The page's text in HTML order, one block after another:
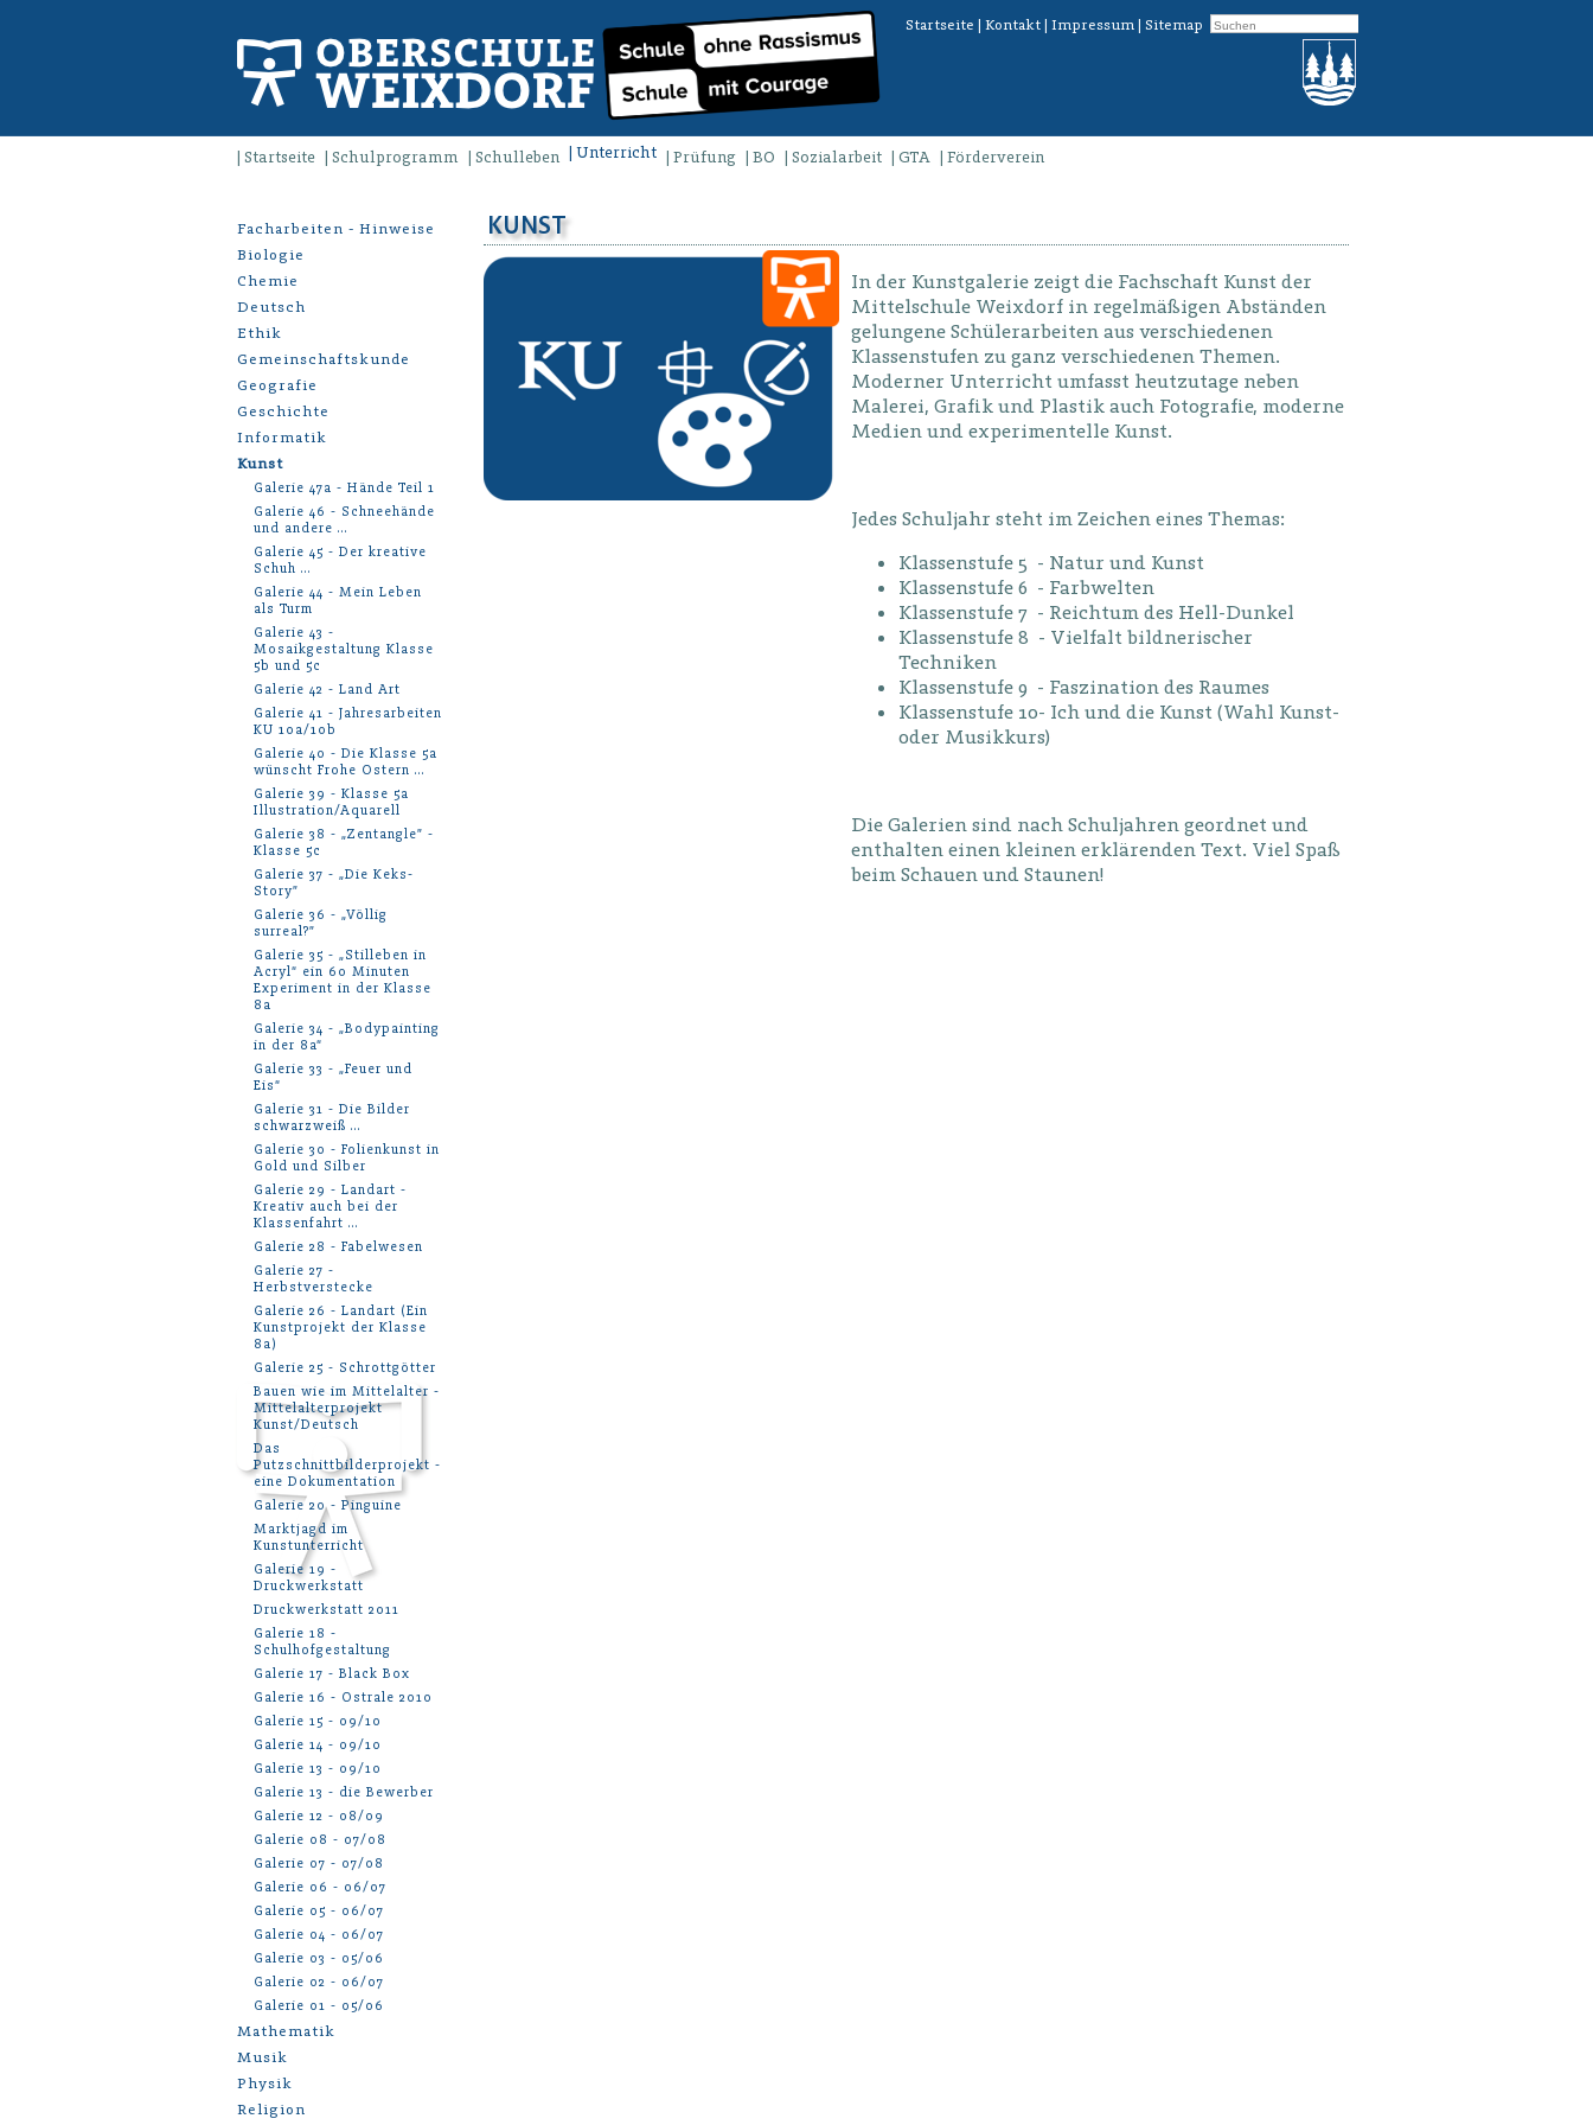
Startseite | Kontakt | Impressum | Sitemap
Startseite Schulprogramm Schulleben Unterricht Prüfung BO Sozialarbeit GTA Förderverein
KUNST
In der Kunstgalerie zeigt die Fachschaft Kunst der
Mittelschule Weixdorf in regelmäßigen Abständen
gelungene Schülerarbeiten aus verschiedenen
Klassenstufen zu ganz verschiedenen Themen.
Moderner Unterricht umfasst heutzutage neben
Malerei, Grafik und Plastik auch Fotografie, moderne
Medien und experimentelle Kunst.
Jedes Schuljahr steht im Zeichen eines Themas:
Klassenstufe 5 - Natur und Kunst
Klassenstufe 6 - Farbwelten
Klassenstufe 7 - Reichtum des Hell-Dunkel
Klassenstufe 8 - Vielfalt bildnerischer
Techniken
Klassenstufe 9 - Faszination des Raumes
Klassenstufe 10- Ich und die Kunst (Wahl Kunst-
oder Musikkurs)
Die Galerien sind nach Schuljahren geordnet und
enthalten einen kleinen erklärenden Text. Viel Spaß
beim Schauen und Staunen!
Facharbeiten - Hinweise
Biologie
Chemie
Deutsch
Ethik
Gemeinschaftskunde
Geografie
Geschichte
Informatik
Kunst
Galerie 47a - Hände Teil 1
Galerie 46 - Schneehände
und andere …
Galerie 45 - Der kreative
Schuh …
Galerie 44 - Mein Leben
als Turm
Galerie 43 -
Mosaikgestaltung Klasse
5b und 5c
Galerie 42 - Land Art
Galerie 41 - Jahresarbeiten
KU 10a/10b
Galerie 40 - Die Klasse 5a
wünscht Frohe Ostern …
Galerie 39 - Klasse 5a
Illustration/Aquarell
Galerie 38 - „Zentangle” -
Klasse 5c
Galerie 37 - „Die Keks-
Story”
Galerie 36 - „Völlig
surreal?”
Galerie 35 - „Stilleben in
Acryl“ ein 60 Minuten
Experiment in der Klasse
8a
Galerie 34 - „Bodypainting
in der 8a“
Galerie 33 - „Feuer und
Eis“
Galerie 31 - Die Bilder
schwarzweiß ...
Galerie 30 - Folienkunst in
Gold und Silber
Galerie 29 - Landart -
Kreativ auch bei der
Klassenfahrt ...
Galerie 28 - Fabelwesen
Galerie 27 -
Herbstverstecke
Galerie 26 - Landart (Ein
Kunstprojekt der Klasse
8a)
Galerie 25 - Schrottgötter
Bauen wie im Mittelalter -
Mittelalterprojekt
Kunst/Deutsch
Das
Putzschnittbilderprojekt -
eine Dokumentation
Galerie 20 - Pinguine
Marktjagd im
Kunstunterricht
Galerie 19 -
Druckwerkstatt
Druckwerkstatt 2011
Galerie 18 -
Schulhofgestaltung
Galerie 17 - Black Box
Galerie 16 - Ostrale 2010
Galerie 15 - 09/10
Galerie 14 - 09/10
Galerie 13 - 09/10
Galerie 13 - die Bewerber
Galerie 12 - 08/09
Galerie 08 - 07/08
Galerie 07 - 07/08
Galerie 06 - 06/07
Galerie 05 - 06/07
Galerie 04 - 06/07
Galerie 03 - 05/06
Galerie 02 - 06/07
Galerie 01 - 05/06
Mathematik
Musik
Physik
Religion